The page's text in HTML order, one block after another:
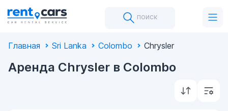
поиск
Главная Sri Lanka Colombo Chrysler
Аренда Chrysler в Colombo